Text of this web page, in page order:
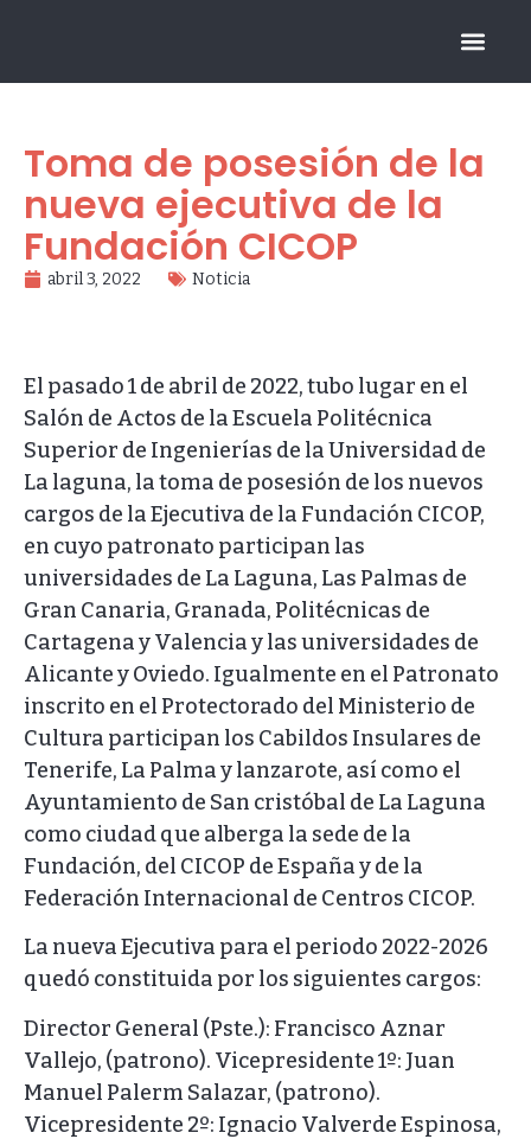
Toma de posesión de la
nueva ejecutiva de la
Fundación CICOP
abril 3, 2022 Noticia
El pasado 1 de abril de 2022, tubo lugar en el
Salón de Actos de la Escuela Politécnica
Superior de Ingenierías de la Universidad de
La laguna, la toma de posesión de los nuevos
cargos de la Ejecutiva de la Fundación CICOP,
en cuyo patronato participan las
universidades de La Laguna, Las Palmas de
Gran Canaria, Granada, Politécnicas de
Cartagena y Valencia y las universidades de
Alicante y Oviedo. Igualmente en el Patronato
inscrito en el Protectorado del Ministerio de
Cultura participan los Cabildos Insulares de
Tenerife, La Palma y lanzarote, así como el
Ayuntamiento de San cristóbal de La Laguna
como ciudad que alberga la sede de la
Fundación, del CICOP de España y de la
Federación Internacional de Centros CICOP.
La nueva Ejecutiva para el periodo 2022-2026
quedó constituida por los siguientes cargos:
Director General (Pste.): Francisco Aznar
Vallejo, (patrono). Vicepresidente 1º: Juan
Manuel Palerm Salazar, (patrono).
Vicepresidente 2º: Ignacio Valverde Espinosa,